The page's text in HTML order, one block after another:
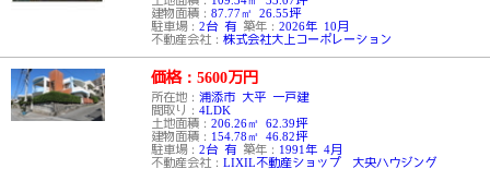
建物面積：87.77㎡ 26.55坪
駐車場：2台 有 築年：2026年 10月
不動産会社：株式会社大上コーポレーション
価格：5600万円
所在地：浦添市 大平 一戸建
間取り：4LDK
土地面積：206.26㎡ 62.39坪
建物面積： 154.78㎡ 46.82坪
駐車場：2台 有 築年： 1991年 4月
不動産会社：LIXIL不動産ショップ 大央ハウジング